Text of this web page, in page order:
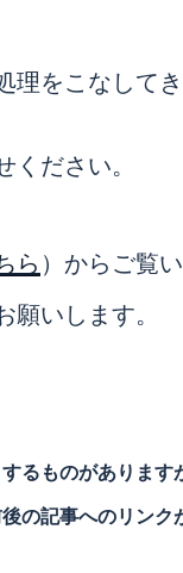
理をこなして
ださい。
ら ）からご覧
いします。
るものがあります
の記事へのリンク